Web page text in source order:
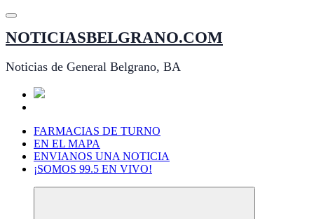
Saltar
contenido
NOTICIASBELGRANO.COM
Noticias de General Belgrano, BA
FARMACIAS DE TURNO
EN EL MAPA
ENVIANOS UNA NOTICIA
¡SOMOS 99.5 EN VIVO!